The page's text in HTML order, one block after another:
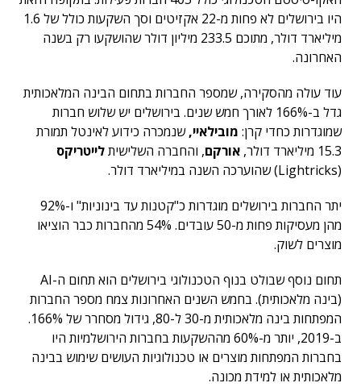
היו בירושלים לא פחות מ-22 אקזיטים וסך השקעות כולל של 1.6
מיליארד דולר, מתוכם 233.5 מיליון דולר שהושקעו רק בשנה
האחרונה.
עוד עולה מהסקירה, שמספר החברות בתחום הבינה המלאכותית
גדל ב-166% לאורך חמש שנים. בירושלים יש שלוש חברות
שמוגדרות כחדי קרן: מובילאיי,שנמכרה כידוע לאינטל תמורת
15.3 מיליארד דולר,
אורקם, והחברה השלישיתלייטריקס
(Lightricks) שהוערכה השנה במיליארד דולר.
יתר החברות בירושלים מוגדרות כ"קטנות עד בינוניות" ו-92%
מהן מעסיקות פחות מ-50 עובדים. 54% מהחברות כבר הוציאו
מוצרים לשוק.
תחום נוסף שבולט בנוף הטכנולוגי בירושלים הוא תחום ה-AI
(בינה מלאכותית). בחמש השנים האחרונות צמח מספר החברות
המפתחות בינה מלאכותית מ-30 ל-80, גידול מסחרר של 166%.
ב-2019, יותר מ-60% מההשקעות בחברות הירושלמיות היו
בחברות המפתחות מוצרים או טכנולוגיות העושים שימוש בבינה
מלאכותית או למידת מכונה.